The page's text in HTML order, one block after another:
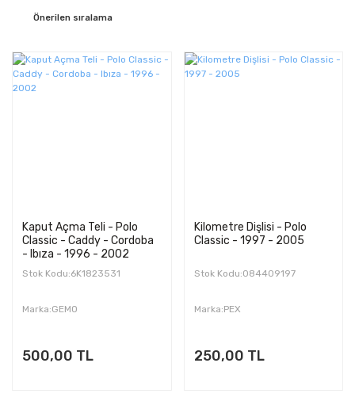
Kaput Açma Teli - Polo
Classic - Caddy - Cordoba
- Ibıza - 1996 - 2002
Stok Kodu:6K1823531
Marka:GEMO
500,00 TL
Kilometre Dişlisi - Polo
Classic - 1997 - 2005
Stok Kodu:084409197
Marka:PEX
250,00 TL